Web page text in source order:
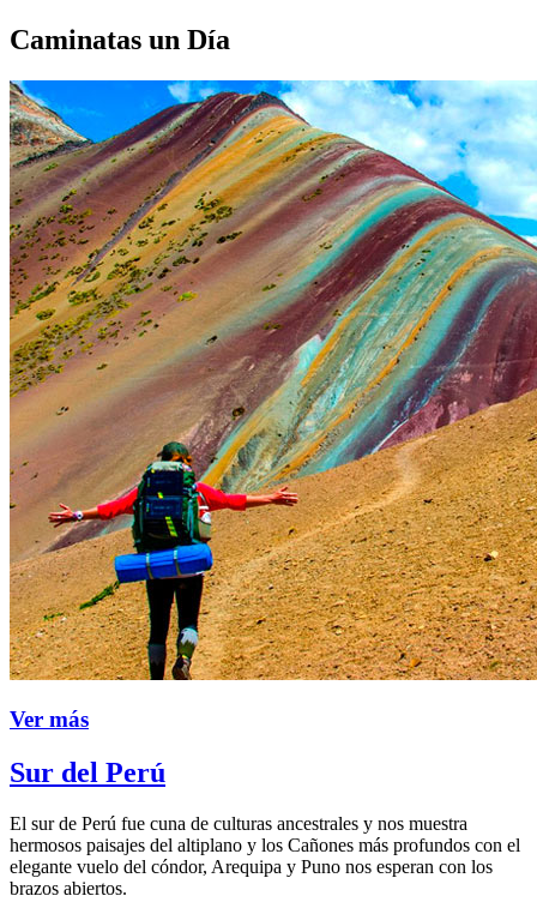
Caminatas un Día
Ver más
Sur del Perú
El sur de Perú fue cuna de culturas ancestrales y nos muestra
hermosos paisajes del altiplano y los Cañones más profundos con el
elegante vuelo del cóndor, Arequipa y Puno nos esperan con los
brazos abiertos.